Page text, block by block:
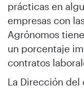
prácticas en
empresas con
Agrónomos
un porcentaje
contratos
La Dirección del